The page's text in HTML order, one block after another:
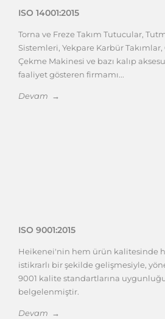
ISO 14001:2015
Torna ve Freze Takım Tutucular,
Sistemleri, Yekpare Karbür
Çekme Makinesi ve bazı kalıp
faaliyet gösteren firmamı...
Devam →
ISO 9001:2015
Heikenei'nin hem ürün kalitesinde
istikrarlı bir şekilde gelişmesiyle,
9001 kalite standartlarına uygunluğu
belgelenmiştir.
Devam →